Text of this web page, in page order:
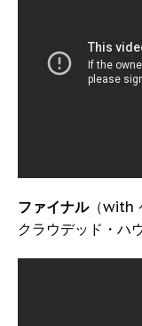
ファイナル（with
クラウデッド・ハ